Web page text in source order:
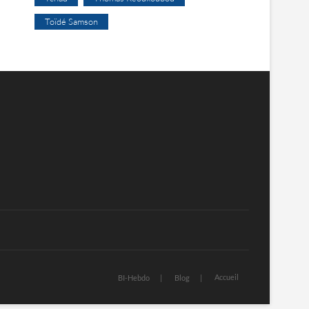
Toïdé Samson
BI-Hebdo Blog Accueil